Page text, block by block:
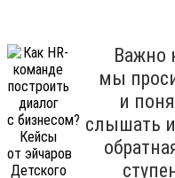
Важно
мы
и
слышать